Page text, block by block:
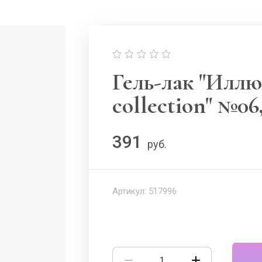
Гель-лак
collection"
391 руб.
Артикул: 517996